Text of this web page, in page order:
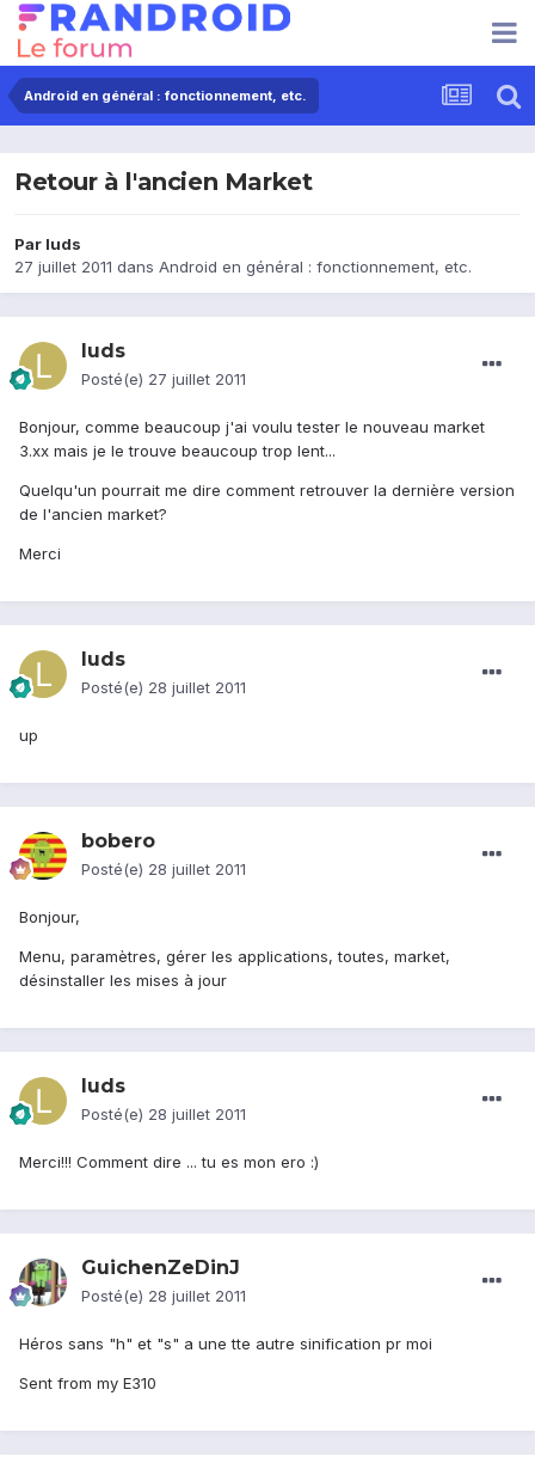
Android en général : fonctionnement, etc.
Retour à l'ancien Market
Par luds
27 juillet 2011 dans Android en général : fonctionnement, etc.
luds
Posté(e) 27 juillet 2011
Bonjour, comme beaucoup j'ai voulu tester le nouveau market
3.xx mais je le trouve beaucoup trop lent...
Quelqu'un pourrait me dire comment retrouver la dernière version
de l'ancien market?
Merci
luds
Posté(e) 28 juillet 2011
up
bobero
Posté(e) 28 juillet 2011
Bonjour,
Menu, paramètres, gérer les applications, toutes, market,
désinstaller les mises à jour
luds
Posté(e) 28 juillet 2011
Merci!!! Comment dire ... tu es mon ero :)
GuichenZeDinJ
Posté(e) 28 juillet 2011
Héros sans "h" et "s" a une tte autre sinification pr moi
Sent from my E310